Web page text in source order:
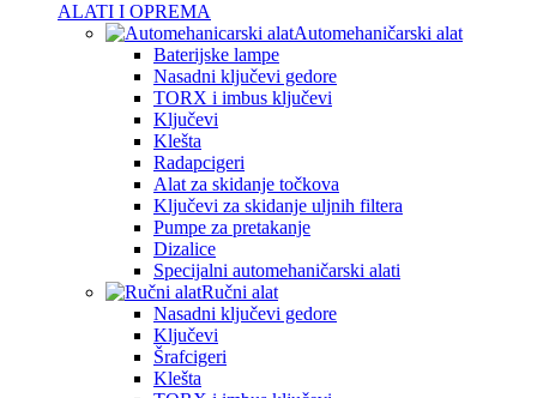
ALATI I OPREMA
Automehaničarski alat
Baterijske lampe
Nasadni ključevi gedore
TORX i imbus ključevi
Ključevi
Klešta
Radapcigeri
Alat za skidanje točkova
Ključevi za skidanje uljnih filtera
Pumpe za pretakanje
Dizalice
Specijalni automehaničarski alati
Ručni alat
Nasadni ključevi gedore
Ključevi
Šrafcigeri
Klešta